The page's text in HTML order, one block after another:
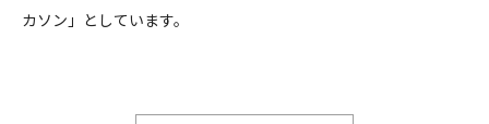
カソン」としています。